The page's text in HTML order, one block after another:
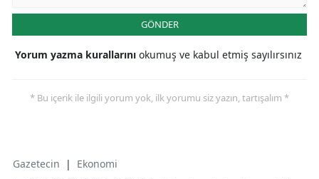
GÖNDER
Yorum yazma kurallarını okumuş ve kabul etmiş sayılırsınız
* Bu içerik ile ilgili yorum yok, ilk yorumu siz yazın, tartışalım *
Gazetecin | Ekonomi